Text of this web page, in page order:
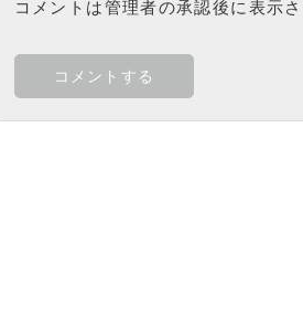
コメントは管理者の承認後に表示